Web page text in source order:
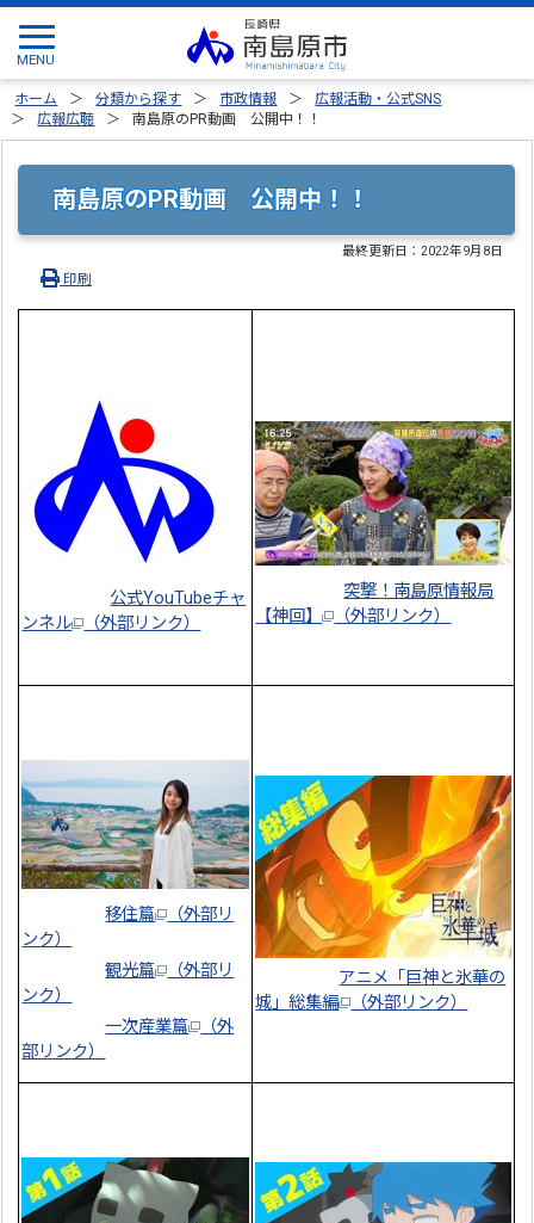
ホーム 分類から探す 市政情報
広報活動・公式SNS
広報広聴
南島原のPR動画 公開中！！
南島原のPR動画 公開中！！
最終更新日：2022年9月8日
印刷
公式YouTubeチャ
ンネル
（外部リンク）
突撃！南島原情報局
【神回】
（外部リンク）
移住篇
（外部リ
ンク）
観光篇
（外部リ
ンク）
一次産業篇
（外
部リンク）
アニメ「巨神と氷華の
城」総集編
（外部リンク）